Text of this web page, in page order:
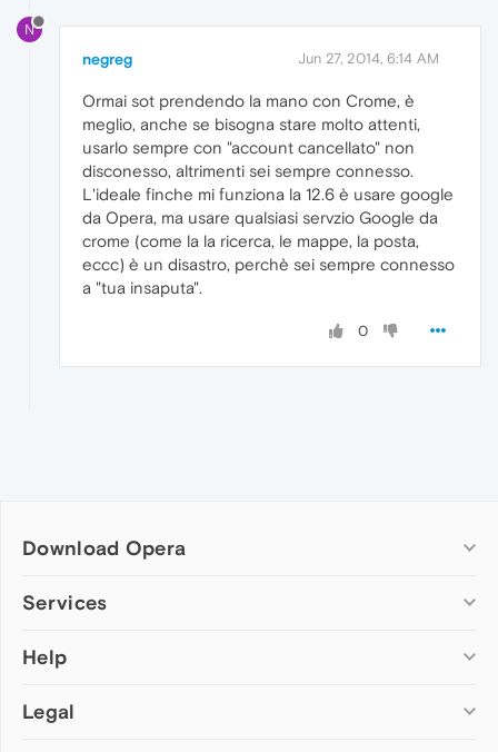
N
negreg Jun 27, 2014, 6:14 AM
Ormai sot prendendo la mano con Crome, è
meglio, anche se bisogna stare molto attenti,
usarlo sempre con "account cancellato" non
disconesso, altrimenti sei sempre connesso.
L'ideale finche mi funziona la 12.6 è usare google
da Opera, ma usare qualsiasi servzio Google da
crome (come la la ricerca, le mappe, la posta,
eccc) è un disastro, perchè sei sempre connesso
a "tua insaputa".
0
Download Opera
Computer browsers
Opera for Mac
Opera beta version
Services
Add-ons
Wallpapers
Help
Help & support
Legal